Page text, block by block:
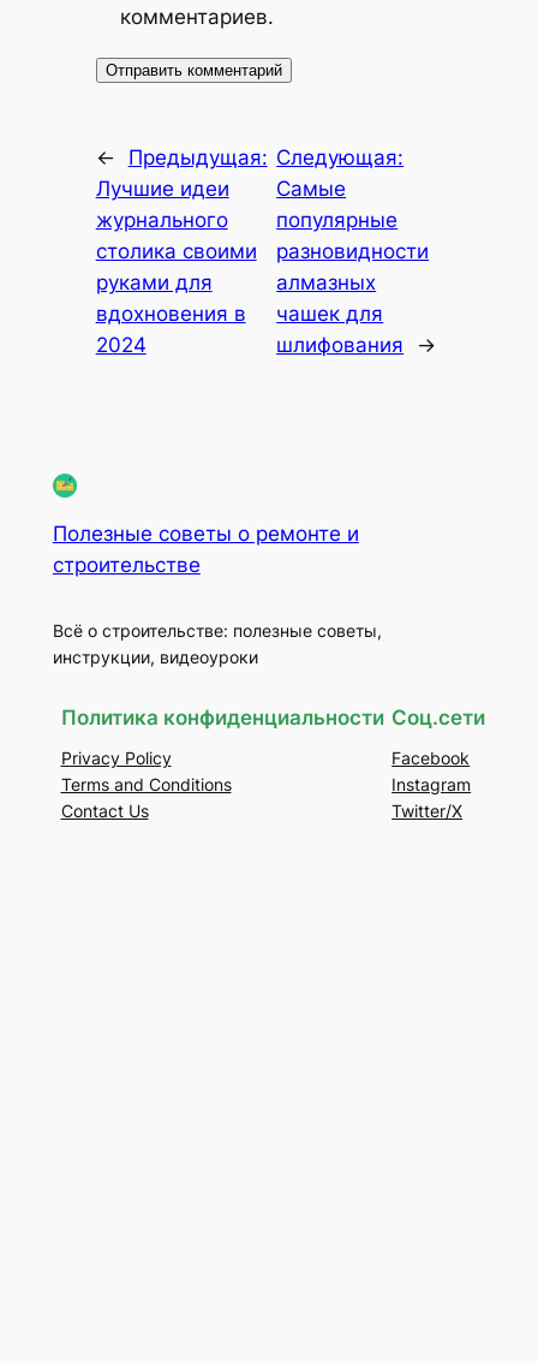
комментариев.
←
Предыдущая:
Лучшие идеи
журнального
столика своими
руками для
вдохновения в
2024
Следующая:
Самые
популярные
разновидности
алмазных
чашек для
шлифования
→
Полезные советы о ремонте и
строительстве
Всё о строительстве: полезные советы,
инструкции, видеоуроки
Политика конфиденциальности
Privacy Policy
Terms and Conditions
Contact Us
Соц.сети
Facebook
Instagram
Twitter/X